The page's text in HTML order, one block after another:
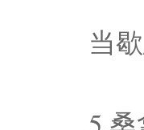
当